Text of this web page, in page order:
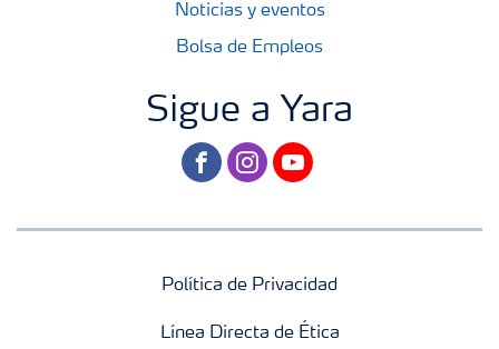
Noticias y eventos
Bolsa de Empleos
Sigue a Yara
facebookinstagram
youtube
Política de Privacidad
Línea Directa de Ética